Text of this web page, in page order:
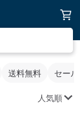
送料無料 セー
人気順